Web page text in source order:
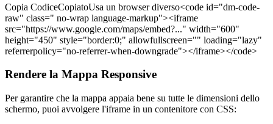
Copia CodiceCopiatoUsa un browser diverso<code id="dm-code-
raw" class=" no-wrap language-markup"><iframe
src="https://www.google.com/maps/embed?..." width="600"
height="450" style="border:0;" allowfullscreen="" loading="lazy"
referrerpolicy="no-referrer-when-downgrade"></iframe></code>
Rendere la Mappa Responsive
Per garantire che la mappa appaia bene su tutte le dimensioni dello
schermo, puoi avvolgere l'iframe in un contenitore con CSS: